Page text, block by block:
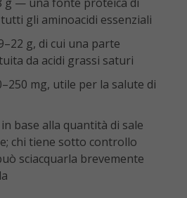
gli aminoacidi essenziali
g, di cui una parte
da acidi grassi saturi
mg, utile per la salute di
base alla quantità di sale
chi tiene sotto controllo
sciacquarla brevemente